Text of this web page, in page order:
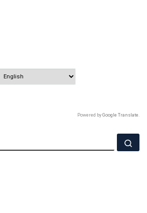
Powered by Google Translate